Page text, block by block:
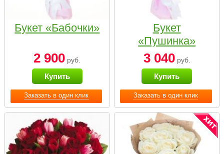
Заказать в один клик
Букет «Бабочки»
2 900 руб.
Купить
Заказать в один клик
Букет
«Пушинка»
3 040руб.
Купить